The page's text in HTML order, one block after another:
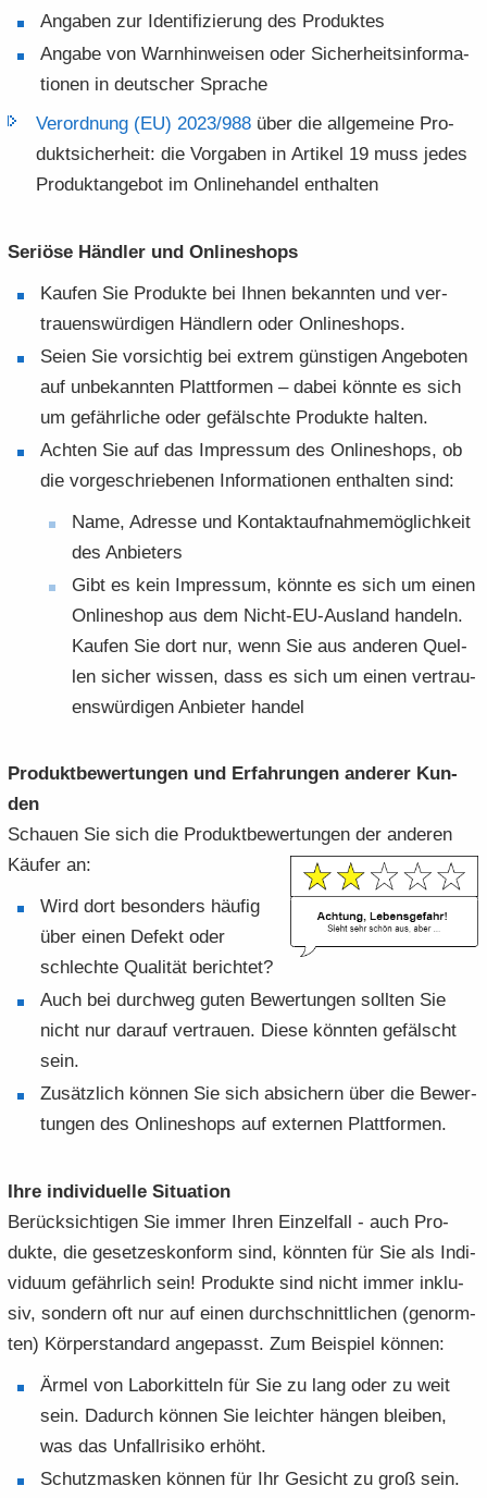
An­ga­ben zur Iden­ti­fi­zie­rung des Pro­duk­tes
An­ga­be von Warn­hin­wei­sen oder Si­cher­heits­in­for­ma­
tio­nen in deut­scher Spra­che
Ver­ord­nung (EU) 2023/​988über die all­ge­mei­ne Pro­
dukt­si­cher­heit: die Vor­ga­ben in Ar­ti­kel 19 muss jedes
Pro­dukt­an­ge­bot im On­line­han­del ent­hal­ten
Se­riö­se Händ­ler und On­line­shops
Kau­fen Sie Pro­duk­te bei Ihnen be­kann­ten und ver­
trau­ens­wür­di­gen Händ­lern oder On­line­shops.
Seien Sie vor­sich­tig bei ex­trem güns­ti­gen An­ge­bo­ten
auf un­be­kann­ten Platt­for­men – dabei könn­te es sich
um ge­fähr­li­che oder ge­fälsch­te Pro­duk­te hal­ten.
Ach­ten Sie auf das Im­pres­sum des On­line­shops, ob
die vor­ge­schrie­be­nen In­for­ma­tio­nen ent­hal­ten sind:
Name, Adres­se und Kon­takt­auf­nah­me­mög­lich­keit
des An­bie­ters
Gibt es kein Im­pres­sum, könn­te es sich um einen
On­line­shop aus dem Nicht-​EU-Ausland han­deln.
Kau­fen Sie dort nur, wenn Sie aus an­de­ren Quel­
len si­cher wis­sen, dass es sich um einen ver­trau­
ens­wür­di­gen An­bie­ter han­del
Pro­dukt­be­wer­tun­gen und Er­fah­run­gen an­de­rer Kun­
den
Schau­en Sie sich die Pro­dukt­be­wer­tun­gen der an­de­ren
Käu­fer an:
Wird dort be­son­ders häu­fig
über einen De­fekt oder
schlech­te Qua­li­tät be­rich­tet?
Auch bei durch­weg guten Be­wer­tun­gen soll­ten Sie
nicht nur dar­auf ver­trau­en. Diese könn­ten ge­fälscht
sein.
Zu­sätz­lich kön­nen Sie sich ab­si­chern über die Be­wer­
tun­gen des On­line­shops auf ex­ter­nen Platt­for­men.
Ihre in­di­vi­du­el­le Si­tua­ti­on
Be­rück­sich­ti­gen Sie immer Ihren Ein­zel­fall - auch Pro­
duk­te, die ge­set­zes­kon­form sind, könn­ten für Sie als In­di­
vi­du­um ge­fähr­lich sein! Pro­duk­te sind nicht immer in­klu­
siv, son­dern oft nur auf einen durch­schnitt­li­chen (ge­norm­
ten) Kör­per­stan­dard an­ge­passt. Zum Bei­spiel kön­nen:
Ärmel von La­bor­kit­teln für Sie zu lang oder zu weit
sein. Da­durch kön­nen Sie leich­ter hän­gen blei­ben,
was das Un­fall­ri­si­ko er­höht.
Schutz­mas­ken kön­nen für Ihr Ge­sicht zu groß sein.